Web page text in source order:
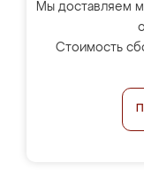
Мы доставляем
Стоимость